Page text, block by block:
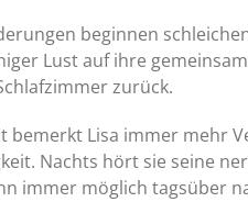
beginnen
Lust auf ihre
zurück.
bemerkt Lisa immer mehr
Nachts hört sie seine
immer möglich tagsüber